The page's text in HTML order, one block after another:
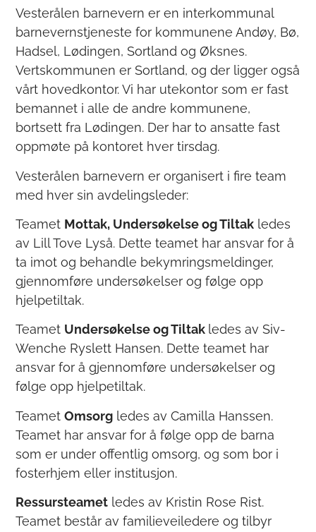
Vesterålen barnevern er en interkommunal
barnevernstjeneste for kommunene Andøy, Bø,
Hadsel, Lødingen, Sortland og Øksnes.
Vertskommunen er Sortland, og der ligger også
vårt hovedkontor. Vi har utekontor som er fast
bemannet i alle de andre kommunene,
bortsett fra Lødingen. Der har to ansatte fast
oppmøte på kontoret hver tirsdag.
Vesterålen barnevern er organisert i fire team
med hver sin avdelingsleder:
Teamet Mottak, Undersøkelse og Tiltak ledes
av Lill Tove Lyså. Dette teamet har ansvar for å
ta imot og behandle bekymringsmeldinger,
gjennomføre undersøkelser og følge opp
hjelpetiltak.
Teamet Undersøkelse og Tiltak ledes av Siv-
Wenche Ryslett Hansen. Dette teamet har
ansvar for å gjennomføre undersøkelser og
følge opp hjelpetiltak.
TeametOmsorg ledes av Camilla Hanssen.
Teamet har ansvar for å følge opp de barna
som er under offentlig omsorg, og som bor i
fosterhjem eller institusjon.
Ressursteamet ledes av Kristin Rose Rist.
Teamet består av familieveiledere og tilbyr